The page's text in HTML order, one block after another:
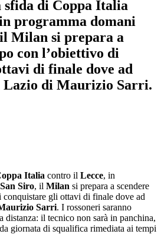
di Coppa Italia
programma domani
Milan si prepara a
con l’obiettivo di
di finale dove ad
Lazio di Maurizio Sarri.
Italia contro il Lecce, in
San Siro, il Milan si prepara a scendere
gli ottavi di finale dove ad
Sarri. I rossoneri saranno
distanza: il tecnico non sarà in panchina,
giornata di squalifica rimediata ai tempi